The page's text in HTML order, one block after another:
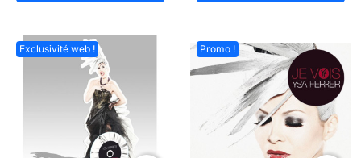
Exclusivité web ! Promo !